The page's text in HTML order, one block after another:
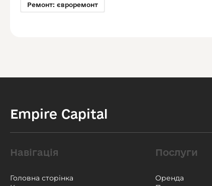
Ремонт: євроремонт
Empire Capital
Навігація
Головна сторінка
Послуги
Оренда